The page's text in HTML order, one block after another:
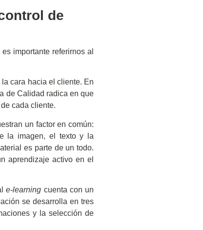
de
importante referirnos al
cara hacia el cliente. En
de Calidad radica en que
cada cliente.
un factor en común:
la imagen, el texto y la
es parte de un todo.
aprendizaje activo en el
e-learning cuenta con un
se desarrolla en tres
y la selección de